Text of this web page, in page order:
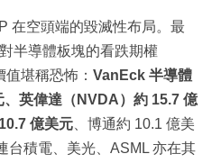
在空頭端的毀滅性布局。最
半導體板塊的看跌期權
值堪稱恐怖： VanEck 半導體
英偉達（NVDA）約 15.7 億
億美元 、博通約 10.1 億美
台積電、美光、ASML 亦在其